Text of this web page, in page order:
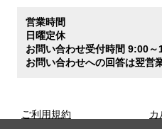
営業時間
日曜定休
お問い合わせ受付時間 9:00～
お問い合わせへの回答は翌営
ご利用規約 カ